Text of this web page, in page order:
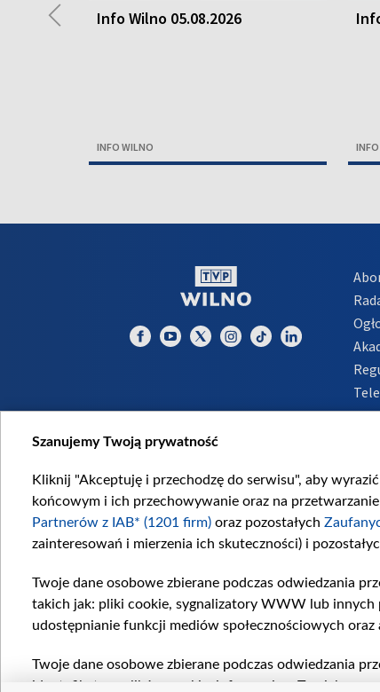
Info Wilno 05.08.2026
INFO WILNO
◀
Szanujemy Twoją prywatność
Kliknij "Akceptuję i przechodzę do serwisu", aby
końcowym i ich przechowywanie oraz na
Partnerów z IAB* (1201 firm) oraz pozostałych
zainteresowań i mierzenia ich skuteczności) i
Twoje dane osobowe zbierane podczas odwiedzania
takich jak: pliki cookie, sygnalizatory WWW lub innych
udostępnianie funkcji mediów społecznościowych
Twoje dane osobowe zbierane podczas odwiedzania
identyfikatory plików cookie, informacje o Twoich